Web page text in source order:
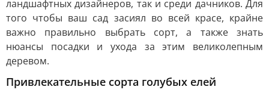
ландшафтных дизайнеров, так и среди дачников. Для
того чтобы ваш сад засиял во всей красе, крайне
важно правильно выбрать сорт, а также знать
нюансы посадки и ухода за этим великолепным
деревом.
Привлекательные сорта голубых елей